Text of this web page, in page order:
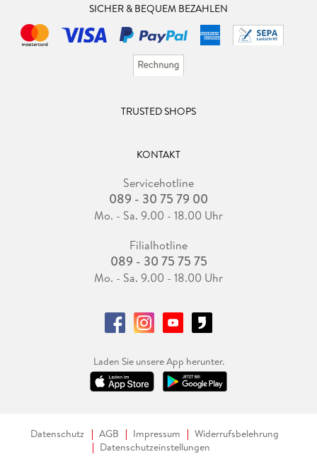
SICHER & BEQUEM BEZAHLEN
TRUSTED SHOPS
KONTAKT
Servicehotline
089 - 30 75 79 00
Mo. - Sa. 9.00 - 18.00 Uhr
Filialhotline
089 - 30 75 75 75
Mo. - Sa. 9.00 - 18.00 Uhr
Laden Sie unsere App herunter.
Datenschutz AGB Impressum
Widerrufsbelehrung
Datenschutzeinstellungen